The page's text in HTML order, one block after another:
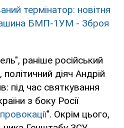
термінатор: новітня
БМП-1УМ - Зброя
раніше російський
діяч Андрій
під час святкування
з боку Росії
". Окрім цього,